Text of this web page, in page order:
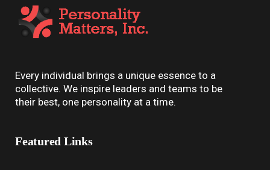
Every individual brings a unique essence to a
collective. We inspire leaders and teams to be
their best, one personality at a time.
Featured Links